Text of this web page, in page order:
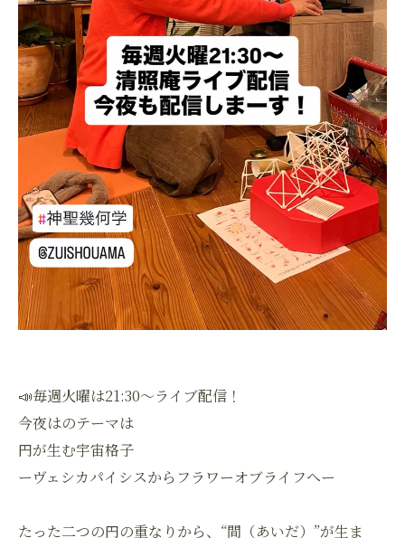
📣毎週火曜は21:30〜ライブ配信！
今夜はのテーマは
円が生む宇宙格子
ーヴェシカパイシスからフラワーオブライフへー
たった二つの円の重なりから、“間（あいだ）”が生ま